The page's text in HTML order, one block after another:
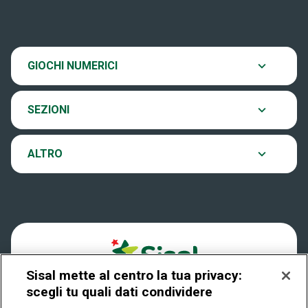
GIOCHI NUMERICI
Eurojackpot
VinciCasa
Play Your Date
SEZIONI
Ultima estrazione
Archivio estrazioni
Verifica vincite
ALTRO
Contatti
Notifiche
Privacy
Sisal mette al centro la tua privacy:
scegli tu quali dati condividere